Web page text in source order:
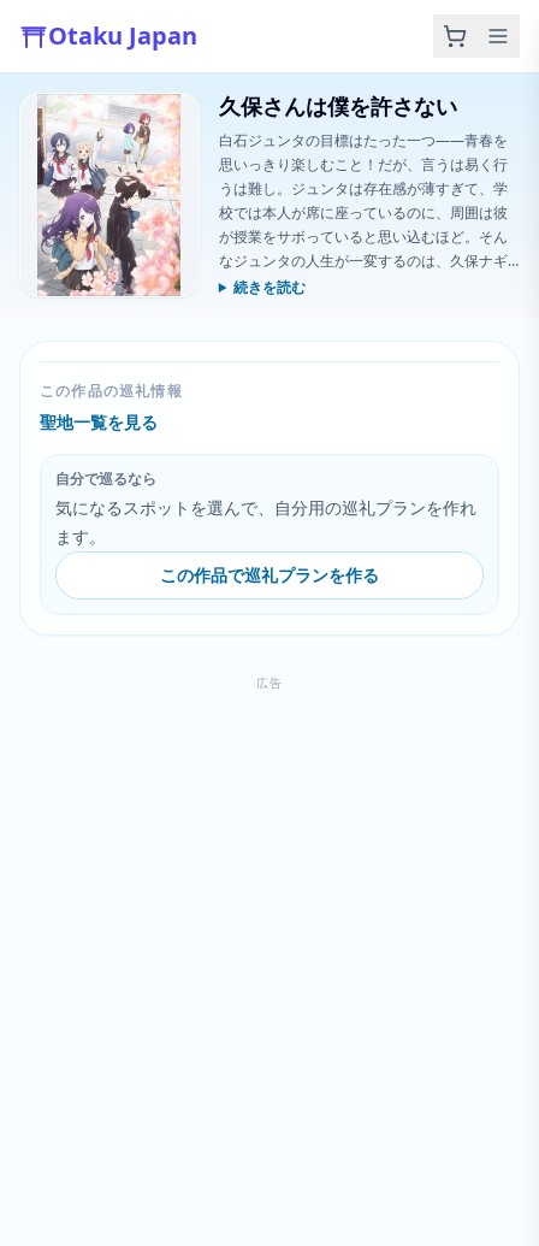
Otaku Japan
久保さんは僕を許さない
白石ジュンタの目標はたった一つ――青春を
思いっきり楽しむこと！だが、言うは易く行
うは難し。ジュンタは存在感が薄すぎて、学
校では本人が席に座っているのに、周囲は彼
が授業をサボっていると思い込むほど。そん
なジュンタの人生が一変するのは、久保ナギ
サとの出会いがきっかけ。ナギサはジュンタ
タの静かな日常をひっくり返すだろう。だっ
続きを読む
この作品の巡礼情報
聖地一覧を見る
自分で巡るなら
気になるスポットを選んで、自分用の巡礼プランを作れ
ます。
この作品で巡礼プランを作る
広告